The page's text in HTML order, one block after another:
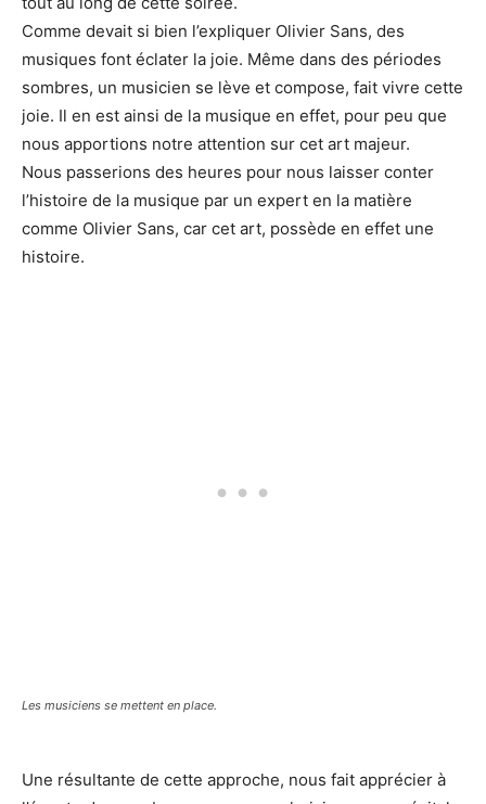
Comme devait si bien l’expliquer Olivier Sans, des
musiques font éclater la joie. Même dans des périodes
sombres, un musicien se lève et compose, fait vivre cette
joie. Il en est ainsi de la musique en effet, pour peu que
nous apportions notre attention sur cet art majeur.
Nous passerions des heures pour nous laisser conter
l’histoire de la musique par un expert en la matière
comme Olivier Sans, car cet art, possède en effet une
histoire.
Les musiciens se mettent en place.
Une résultante de cette approche, nous fait apprécier à